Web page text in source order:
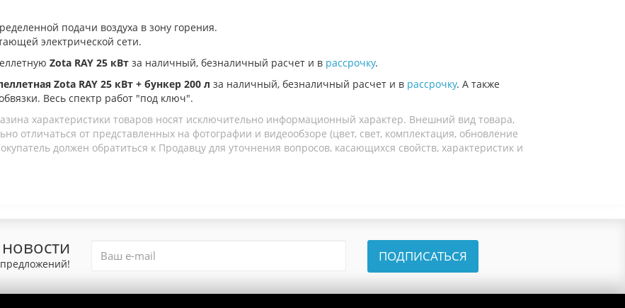
подачи воздуха в зону горения.
электрической сети.
Zota RAY 25 кВт за наличный, безналичный расчет и в рассрочку.
Zota RAY 25 кВт + бункер 200 л за наличный, безналичный расчет и в рассрочку. А также
Весь спектр работ "под ключ".
характеристики товаров носят исключительно информационный характер. Внешний вид товара,
отличаться от представленных на фотографии и видеообзоре (цвет, свет, комплектация, обновление
должен обратиться к Продавцу для уточнения вопросов, касающихся свойств, характеристик и
ПОДПИСАТЬСЯ